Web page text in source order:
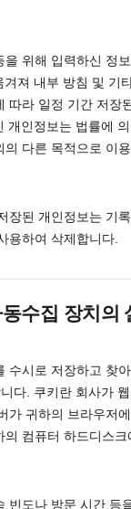
을 위해 입력하신 정
져 내부 방침 및 기
따라 일정 기간 저장
개인정보는 법률에
의 다른 목적으로 이
장된 개인정보는 기
용하여 삭제합니다.
수집 장치의
수시로 저장하고 찾
다. 쿠키란 회사가
가 귀하의 브라우저
컴퓨터 하드디스크
빈도나 방문 시간 등